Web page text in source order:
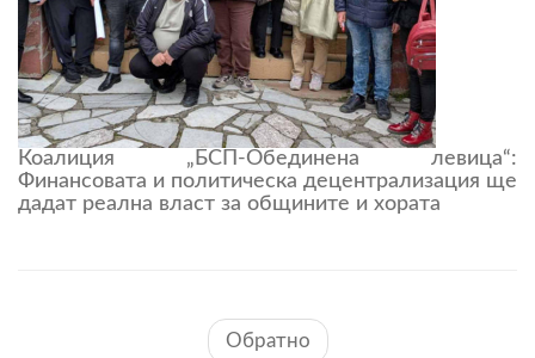
Коалиция „БСП-Обединена левица“:
Финансовата и политическа децентрализация ще
дадат реална власт за общините и хората
Обратно